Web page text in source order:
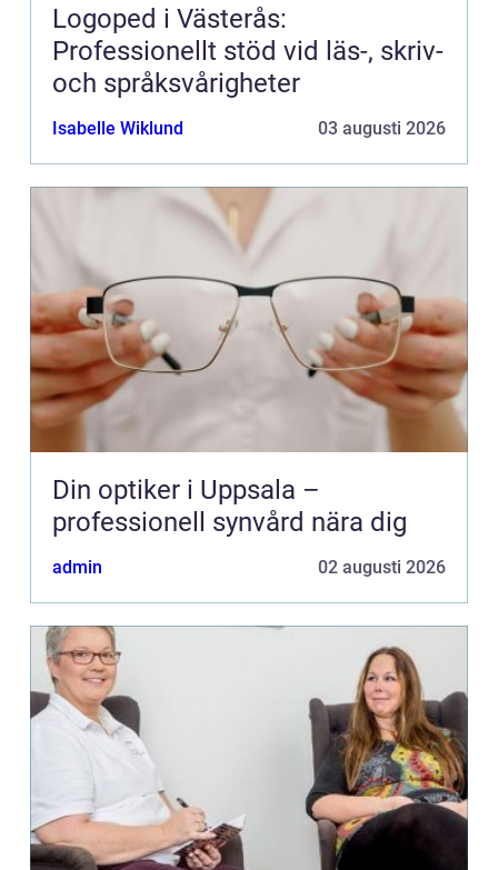
Logoped i Västerås:
Professionellt stöd vid läs-, skriv-
och språksvårigheter
Isabelle Wiklund 03 augusti 2026
Din optiker i Uppsala –
professionell synvård nära dig
admin 02 augusti 2026